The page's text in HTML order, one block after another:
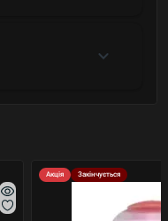
Акція Закінчується